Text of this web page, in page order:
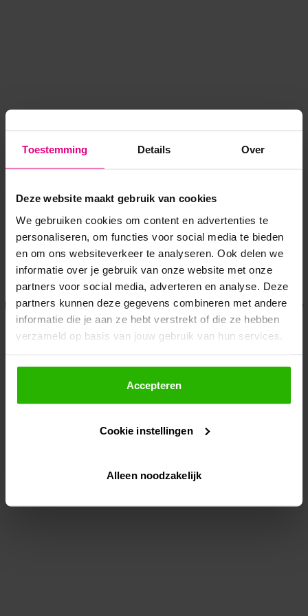
Toestemming Details Over
Deze website maakt gebruik van cookies
We gebruiken cookies om content en advertenties te
personaliseren, om functies voor social media te bieden
en om ons websiteverkeer te analyseren. Ook delen we
informatie over je gebruik van onze website met onze
partners voor social media, adverteren en analyse. Deze
partners kunnen deze gegevens combineren met andere
informatie die je aan ze hebt verstrekt of die ze hebben
verzameld op basis van jouw gebruik van hun services.
Als je op "Accepteer" klikt, dan geef je Voordeeluitjes.nl
toestemming om cookies voor social media en
gepersonaliseerde advertenties te plaatsen.
Lees hier meer over in onsprivacybeleid
Via "Cookie instellingen" kun je ook zelf instellen welke
Accepteren
Cookie instellingen
Alleen noodzakelijk
Application error: a client-side exception has occurred while
loadingwww.voordeeluitjes.nl (see the browser console for more
information).